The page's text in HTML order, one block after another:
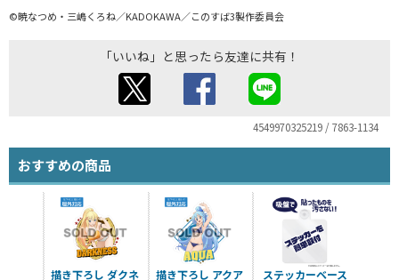
©暁なつめ・三嶋くろね／KADOKAWA／このすば3製作委員会
「いいね」と思ったら友達に共有！
4549970325219 / 7863-1134
おすすめの商品
描き下ろし アクア
ステッカーベース
描き下ろし ダクネ